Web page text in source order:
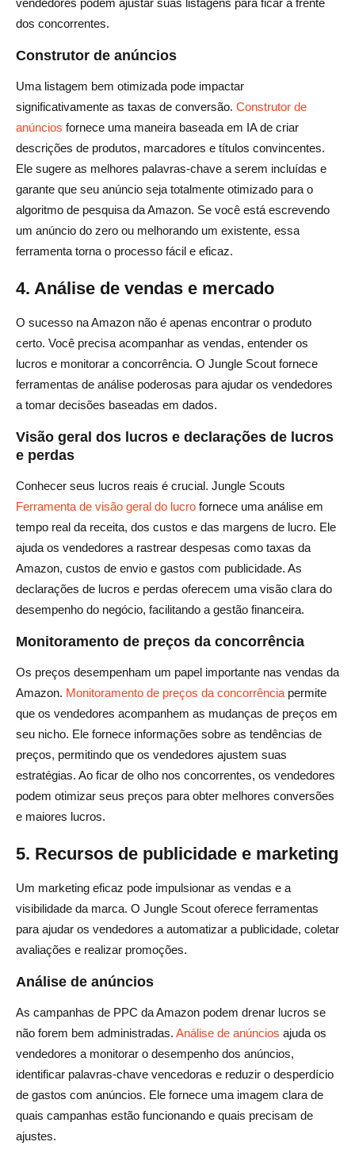
vendedores podem ajustar suas listagens para ficar à frente
dos concorrentes.
Construtor de anúncios
Uma listagem bem otimizada pode impactar
significativamente as taxas de conversão. Construtor de
anúncios fornece uma maneira baseada em IA de criar
descrições de produtos, marcadores e títulos convincentes.
Ele sugere as melhores palavras-chave a serem incluídas e
garante que seu anúncio seja totalmente otimizado para o
algoritmo de pesquisa da Amazon. Se você está escrevendo
um anúncio do zero ou melhorando um existente, essa
ferramenta torna o processo fácil e eficaz.
4. Análise de vendas e mercado
O sucesso na Amazon não é apenas encontrar o produto
certo. Você precisa acompanhar as vendas, entender os
lucros e monitorar a concorrência. O Jungle Scout fornece
ferramentas de análise poderosas para ajudar os vendedores
a tomar decisões baseadas em dados.
Visão geral dos lucros e declarações de lucros
e perdas
Conhecer seus lucros reais é crucial. Jungle Scouts
Ferramenta de visão geral do lucro fornece uma análise em
tempo real da receita, dos custos e das margens de lucro. Ele
ajuda os vendedores a rastrear despesas como taxas da
Amazon, custos de envio e gastos com publicidade. As
declarações de lucros e perdas oferecem uma visão clara do
desempenho do negócio, facilitando a gestão financeira.
Monitoramento de preços da concorrência
Os preços desempenham um papel importante nas vendas da
Amazon. Monitoramento de preços da concorrência permite
que os vendedores acompanhem as mudanças de preços em
seu nicho. Ele fornece informações sobre as tendências de
preços, permitindo que os vendedores ajustem suas
estratégias. Ao ficar de olho nos concorrentes, os vendedores
podem otimizar seus preços para obter melhores conversões
e maiores lucros.
5. Recursos de publicidade e marketing
Um marketing eficaz pode impulsionar as vendas e a
visibilidade da marca. O Jungle Scout oferece ferramentas
para ajudar os vendedores a automatizar a publicidade, coletar
avaliações e realizar promoções.
Análise de anúncios
As campanhas de PPC da Amazon podem drenar lucros se
não forem bem administradas. Análise de anúncios ajuda os
vendedores a monitorar o desempenho dos anúncios,
identificar palavras-chave vencedoras e reduzir o desperdício
de gastos com anúncios. Ele fornece uma imagem clara de
quais campanhas estão funcionando e quais precisam de
ajustes.